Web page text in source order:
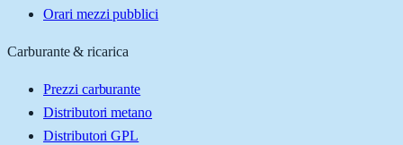
Orari mezzi pubblici
Carburante & ricarica
Prezzi carburante
Distributori metano
Distributori GPL